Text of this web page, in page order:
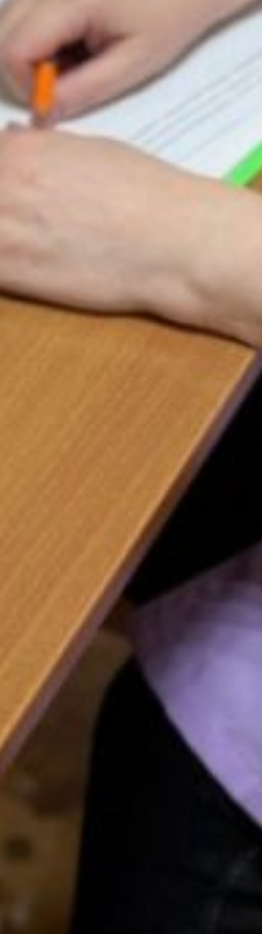
края много людей, которые,
профессию ради
помогать другим в трудную
связующим звеном
и социальной защитой,
все немедицинские вопросы,
пациента
документов.
такой работы подтверждают
главного врача
методической работе
(здесь и работает куратор
Вероника Телюпа отмечает,
в штате социального куратора
работу медицинского
месяца этого года к Анне
30 человек, а всего она
Сергеева по опыту
свою жизнеспособность.
пациентов от госпитализации
одиноким людям,
семьям с детьми и лицам
места жительства.
край входит в число пилотных
Регионального
стандарта, и совершенствование
помощи продолжается.
социальных кураторов
своевременную
медицинские работники
от излишней бюрократии,
с их профессией.
проиндексируют:
хабаровчанам
соцсетях: